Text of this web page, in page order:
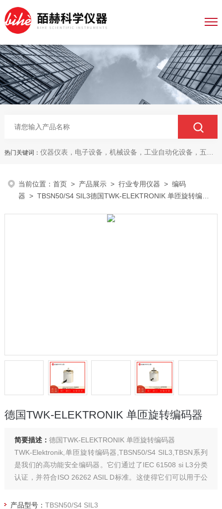
热门关键词： 仪器仪表，电子设备，机械设备，工业自动化设备，五金产品，电线电缆，金属材料，电子
当前位置：首页 > 产品展示 >行业专用仪器 >编码
器 > TBSN50/S4 SIL3德国TWK-ELEKTRONIK 单匝旋转编码
德国TWK-ELEKTRONIK 单匝旋转编码器
简要描述： 德国TWK-ELEKTRONIK 单匝旋转编码器
TWK-Elektronik,单匝旋转编码器,TBSN50/S4 SIL3,TBSN系列
是我们的高功能安全编码器。它们通过了IEC 61508 si L3分类
认证，并符合ISO 26262 ASIL D标准。这使得它们可以用于公
产品型号： TBSN50/S4 SIL3